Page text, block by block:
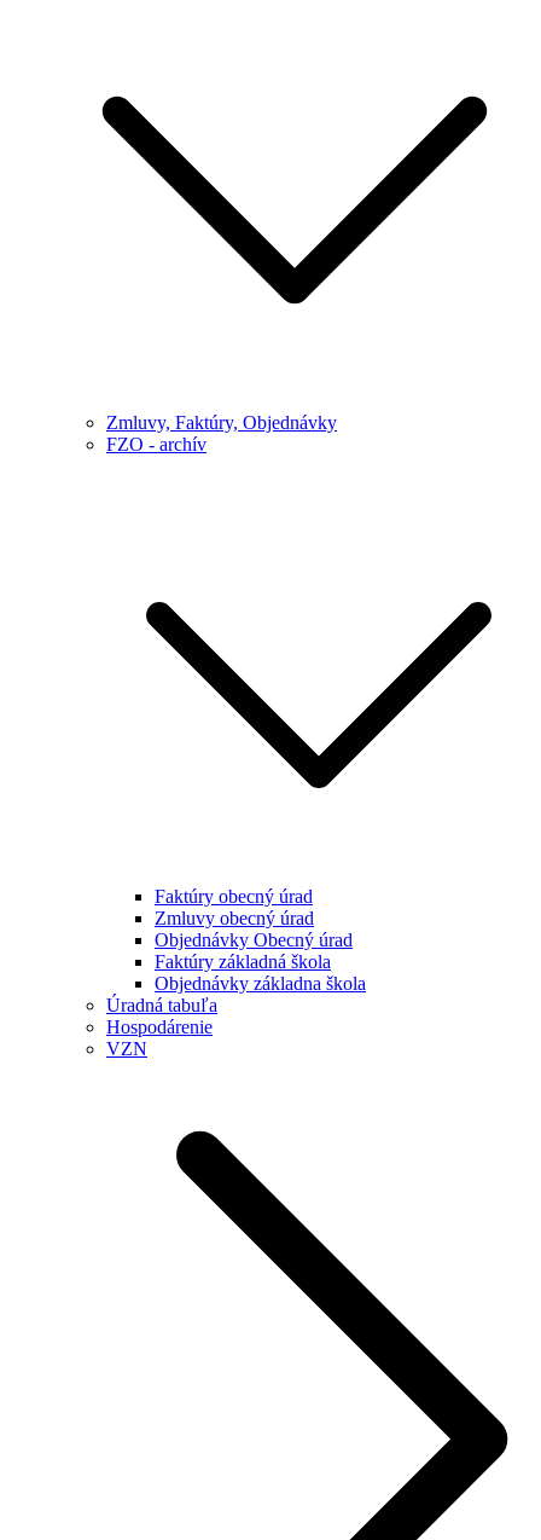
Zmluvy, Faktúry, Objednávky
FZO - archív
Faktúry obecný úrad
Zmluvy obecný úrad
Objednávky Obecný úrad
Faktúry základná škola
Objednávky základna škola
Úradná tabuľa
Hospodárenie
VZN